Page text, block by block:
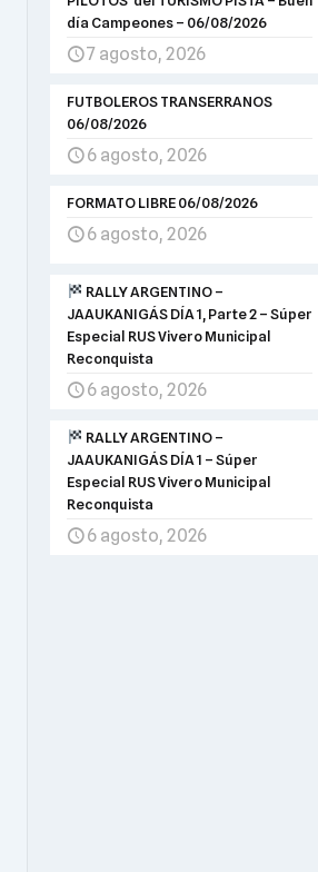
día Campeones – 06/08/2026
7 agosto, 2026
FUTBOLEROS TRANSERRANOS
06/08/2026
6 agosto, 2026
FORMATO LIBRE 06/08/2026
6 agosto, 2026
RALLY ARGENTINO –
JAAUKANIGÁS DÍA 1, Parte 2 – Súper
Especial RUS Vivero Municipal
Reconquista
6 agosto, 2026
RALLY ARGENTINO –
JAAUKANIGÁS DÍA 1 – Súper
Especial RUS Vivero Municipal
Reconquista
6 agosto, 2026